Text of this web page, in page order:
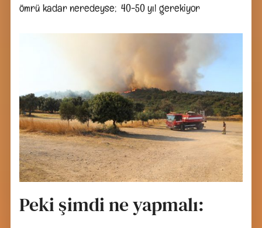
ömrü kadar neredeyse; 40-50 yıl gerekiyor
Peki şimdi ne yapmalı: